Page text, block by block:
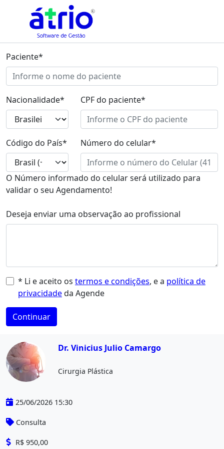
Paciente*
Nacionalidade* CPF do paciente*
Código do País* Número do celular*
O Número informado do celular será utilizado para
validar o seu Agendamento!
Deseja enviar uma observação ao profissional
* Li e aceito os termos e condições, e a política de
privacidadeda Agende
Continuar
Dr. Vinicius Julio Camargo
Cirurgia Plástica
25/06/2026 15:30
Consulta
R$ 950,00